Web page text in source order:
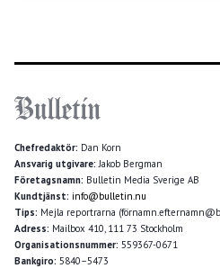
Chefredaktör: Dan Korn
Ansvarig utgivare: Jakob Bergman
Företagsnamn: Bulletin Media Sverige AB
Kundtjänst: info@bulletin.nu
Tips: Mejla reportrarna
Adress: Mailbox 410, 111 73 Stockholm
Organisationsnummer: 559367-0671
Bankgiro: 5840–5473